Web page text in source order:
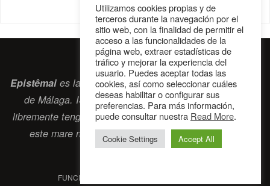
Epistêmaies la revista digital de la Sociedad Erasmiana
de Málaga. ISSN 2697-2468. Bienvenidos cuantos
libremente tengan algo que intercambiar navegando por
este mare nostrumque es el océano erasmiano.
contacto@epistemai.es
FUNCIONA CON
Utilizamos cookies propias y de
terceros durante la navegación por el
sitio web, con la finalidad de permitir el
acceso a las funcionalidades de la
página web, extraer estadísticas de
tráfico y mejorar la experiencia del
usuario. Puedes aceptar todas las
cookies, así como seleccionar cuáles
deseas habilitar o configurar sus
preferencias. Para más información,
puede consultar nuestra Read More.
Cookie Settings Accept All